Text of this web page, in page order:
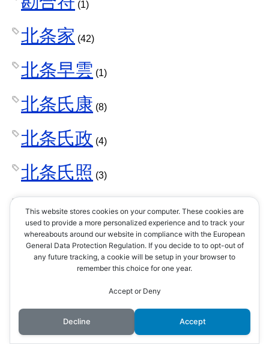
(1)
北条家 (42)
北条早雲 (1)
北条氏康 (8)
北条氏政 (4)
北条氏照 (3)
北条氏直(2)
北条氏綱(1)
北条氏規
北条氏邦(1)
This website stores cookies on your computer. These cookies are
used to provide a more personalized experience and to track your
whereabouts around our website in compliance with the European
General Data Protection Regulation. If you decide to to opt-out of
any future tracking, a cookie will be setup in your browser to
remember this choice for one year.
Accept or Deny
Decline Accept